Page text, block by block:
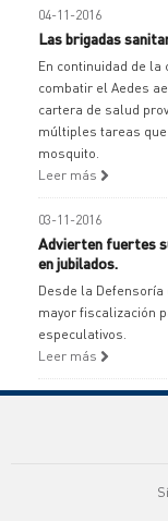
04-11-2016
Las brigadas
En continuidad de la
combatir el Aedes
cartera de salud
múltiples tareas
mosquito.
Leer más
03-11-2016
Advierten fuertes
en jubilados.
Desde la
mayor fiscalización
especulativos.
Leer más